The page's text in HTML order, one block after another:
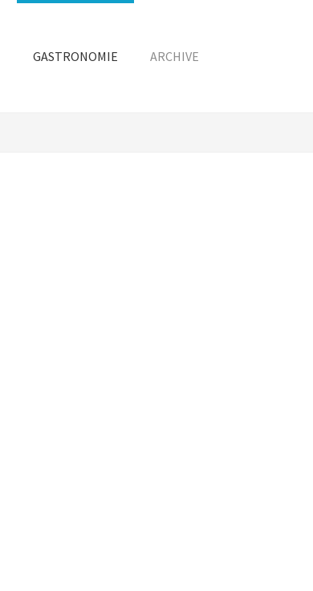
GASTRONOMIE ARCHIVE